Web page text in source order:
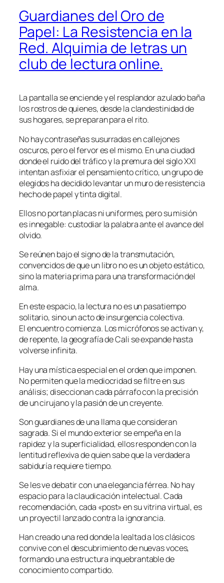
Guardianes del Oro de
Papel: La Resistencia en la
Red. Alquimia de letras un
club de lectura online.
La pantalla se enciende y el resplandor azulado baña
los rostros de quienes, desde la clandestinidad de
sus hogares, se preparan para el rito.
No hay contraseñas susurradas en callejones
oscuros, pero el fervor es el mismo. En una ciudad
donde el ruido del tráfico y la premura del siglo XXI
intentan asfixiar el pensamiento crítico, un grupo de
elegidos ha decidido levantar un muro de resistencia
hecho de papel y tinta digital.
Ellos no portan placas ni uniformes, pero su misión
es innegable: custodiar la palabra ante el avance del
olvido.
Se reúnen bajo el signo de la transmutación,
convencidos de que un libro no es un objeto estático,
sino la materia prima para una transformación del
alma.
En este espacio, la lectura no es un pasatiempo
solitario, sino un acto de insurgencia colectiva.
El encuentro comienza. Los micrófonos se activan y,
de repente, la geografía de Cali se expande hasta
volverse infinita.
Hay una mística especial en el orden que imponen.
No permiten que la mediocridad se filtre en sus
análisis; diseccionan cada párrafo con la precisión
de un cirujano y la pasión de un creyente.
Son guardianes de una llama que consideran
sagrada. Si el mundo exterior se empeña en la
rapidez y la superficialidad, ellos responden con la
lentitud reflexiva de quien sabe que la verdadera
sabiduría requiere tiempo.
Se les ve debatir con una elegancia férrea. No hay
espacio para la claudicación intelectual. Cada
recomendación, cada «post» en su vitrina virtual, es
un proyectil lanzado contra la ignorancia.
Han creado una red donde la lealtad a los clásicos
convive con el descubrimiento de nuevas voces,
formando una estructura inquebrantable de
conocimiento compartido.